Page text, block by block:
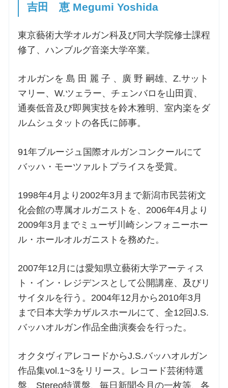
吉田 恵 Megumi Yoshida
東京藝術大学オルガン科及び同大学院修士課程
修了、ハンブルグ音楽大学卒業。
オルガンを 島 田 麗 子 、廣 野 嗣雄、Z.サット
マリー、W.ツェラー、チェンバロを山田貢、
通奏低音及び即興実技を鈴木雅明、室内楽をダ
ルムシュタットの各氏に師事。
91年ブルージュ国際オルガンコンクールにて
バッハ・モーツァルトプライスを受賞。
1998年4月より2002年3月まで新潟市民芸術文
化会館の専属オルガニストを、2006年4月より
2009年3月までミューザ川崎シンフォニーホー
ル・ホールオルガニストを務めた。
2007年12月には愛知県立藝術大学アーティス
ト・イン・レジデンスとして公開講座、及びリ
サイタルを行う。2004年12月から2010年3月
まで日本大学カザルスホールにて、全12回J.S.
バッハオルガン作品全曲演奏会を行った。
オクタヴィアレコードからJ.S.バッハオルガン
作品集vol.1~3をリリース。レコード芸術特選
盤、Stereo特選盤、毎日新聞今月の一枚等、各